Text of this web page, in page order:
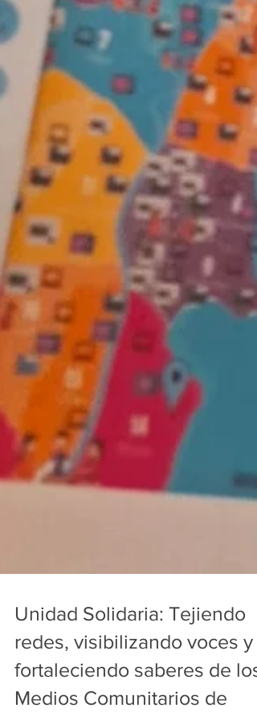
Unidad Solidaria: Tejiendo
redes, visibilizando voces y